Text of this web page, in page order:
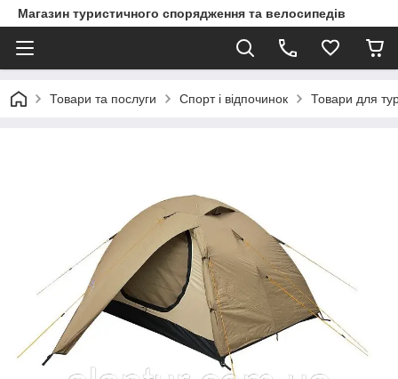
Магазин туристичного спорядження та велосипедів
Товари та послуги Спорт і відпочинок Товари для